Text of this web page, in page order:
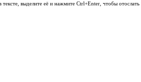
выделите её и нажмите Ctrl+Enter, чтобы